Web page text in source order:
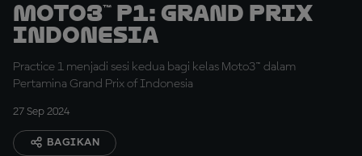
Moto3™ P1: Grand Prix
Indonesia
Practice 1 menjadi sesi kedua bagi kelas Moto3™ dalam
Pertamina Grand Prix of Indonesia
27 Sep 2024
BAGIKAN